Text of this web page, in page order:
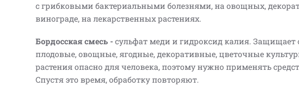
с грибковыми бактериальными болезнями, на овощных,
винограде, на лекарственных растениях.
Бордосская смесь -сульфат меди и гидроксид калия. Защищает
плодовые, овощные, ягодные, декоративные, цветочные
растения опасно для человека, поэтому нужно применять
Спустя это время, обработку повторяют.